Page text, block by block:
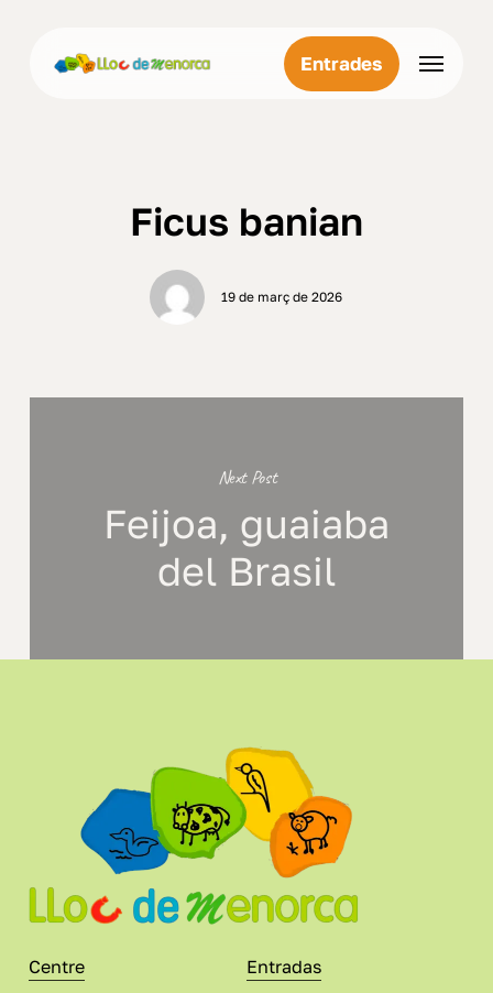
Entrades Menu
Ficus banian
19 de març de 2026
Next Post
Feijoa, guaiaba
del Brasil
Centre
Entradas